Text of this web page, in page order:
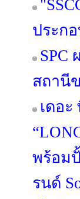
ประก
SPC
สถานี
เดอ
พร้อม
รนด์